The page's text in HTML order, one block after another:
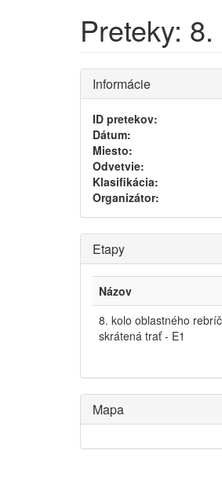
Preteky:
Informácie
ID pretekov:
Dátum:
Miesto:
Odvetvie:
Klasifikácia:
Organizátor:
Etapy
Názov
8. kolo oblastného
skrátená trať - E1
Mapa